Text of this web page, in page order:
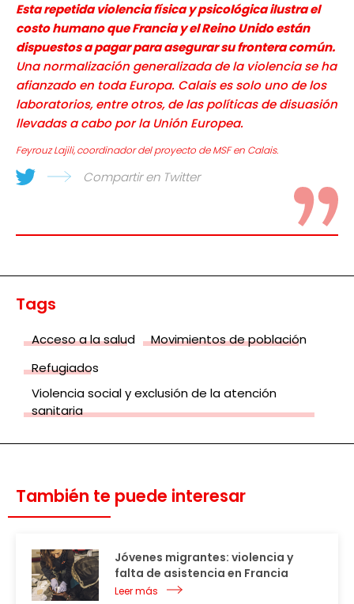
Esta repetida violencia física y psicológica ilustra el
costo humano que Francia y el Reino Unido están
dispuestos a pagar para asegurar su frontera común.
Una normalización generalizada de la violencia se ha
afianzado en toda Europa. Calais es solo uno de los
laboratorios, entre otros, de las políticas de disuasión
llevadas a cabo por la Unión Europea.
Feyrouz Lajili, coordinador del proyecto de MSF en Calais.
Compartir en Twitter
Tags
Acceso a la salud
Movimientos de población
Refugiados
Violencia social y exclusión de la atención
sanitaria
También te puede interesar
Jóvenes migrantes: violencia y
falta de asistencia en Francia
Leer más